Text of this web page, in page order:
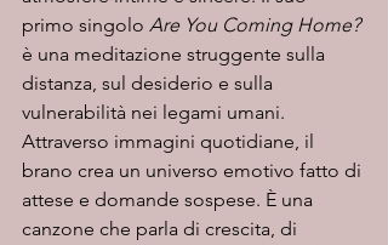
primo singolo Are You Coming Home?
è una meditazione struggente sulla
distanza, sul desiderio e sulla
vulnerabilità nei legami umani.
Attraverso immagini quotidiane, il
brano crea un universo emotivo fatto di
attese e domande sospese. È una
canzone che parla di crescita, di